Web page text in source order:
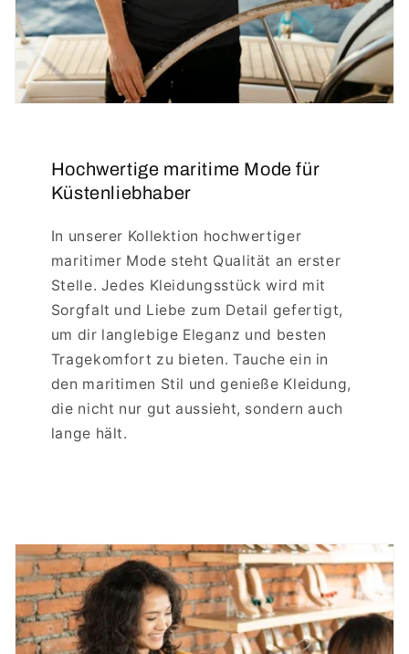
Hochwertige maritime Mode für
Küstenliebhaber
In unserer Kollektion hochwertiger
maritimer Mode steht Qualität an erster
Stelle. Jedes Kleidungsstück wird mit
Sorgfalt und Liebe zum Detail gefertigt,
um dir langlebige Eleganz und besten
Tragekomfort zu bieten. Tauche ein in
den maritimen Stil und genieße Kleidung,
die nicht nur gut aussieht, sondern auch
lange hält.